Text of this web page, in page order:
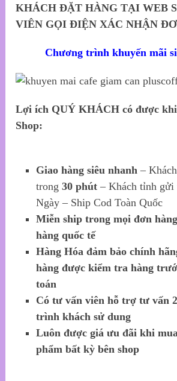
KHÁCH ĐẶT HÀNG TẠI WEB
VIÊN GỌI ĐIỆN XÁC NHẬN
Chương trình khuyến mãi
Lợi ích QUÝ KHÁCH có được khi
Shop:
Giao hàng siêu nhanh –
trong30 phút – Khách tỉnh gửi
Ngày – Ship Cod Toàn Quốc
Miễn ship trong mọi đơn
hàng quốc tế
Hàng Hóa đảm bảo chính
hàng được kiểm tra hàng
toán
Có tư vấn viên hỗ trợ tư vấn
trình khách sử dung
Luôn được giá ưu đãi khi
phẩm bất kỳ bên shop